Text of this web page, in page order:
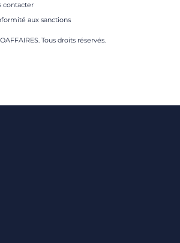
contacter
aux sanctions
Tous droits réservés.